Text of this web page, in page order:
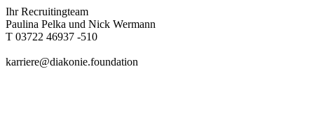
Ihr Recruitingteam
Paulina Pelka und Nick Wermann
T 03722 46937 -510
karriere@diakonie.foundation